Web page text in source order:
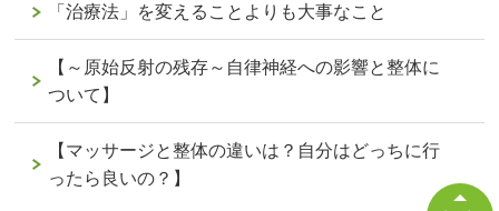
「治療法」を変えることよりも大事なこと
【～原始反射の残存～自律神経への影響と整体に
ついて】
【マッサージと整体の違いは？自分はどっちに行
ったら良いの？】